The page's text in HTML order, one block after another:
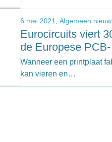
6 mei 2021, Algemeen
Eurocircuits viert
de Europese
Wanneer een printplaat
kan vieren en…